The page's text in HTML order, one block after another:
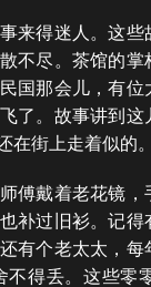
来得迷人。这
不尽。茶馆的
国那会儿，有
了。故事讲到
在街上走着似的
傅戴着老花镜
补过旧衫。记
有个老太太，
得丢。这些零